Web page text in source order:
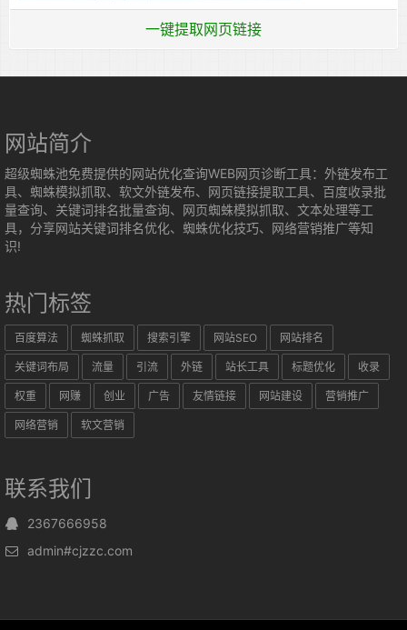
一键提取网页链接
网站简介
超级蜘蛛池免费提供的网站优化查询WEB网页诊断工具：外链发布工
具、蜘蛛模拟抓取、软文外链发布、网页链接提取工具、百度收录批
量查询、关键词排名批量查询、网页蜘蛛模拟抓取、文本处理等工
具，分享网站关键词排名优化、蜘蛛优化技巧、网络营销推广等知
识!
热门标签
百度算法 蜘蛛抓取 搜索引擎 网站SEO 网站排名
关键词布局 流量 引流 外链 站长工具 标题优化 收录
权重 网赚 创业 广告 友情链接 网站建设 营销推广
网络营销 软文营销
联系我们
2367666958
admin#cjzzc.com